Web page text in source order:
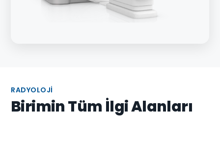
RADYOLOJI
Birimin Tüm İlgi Alanları